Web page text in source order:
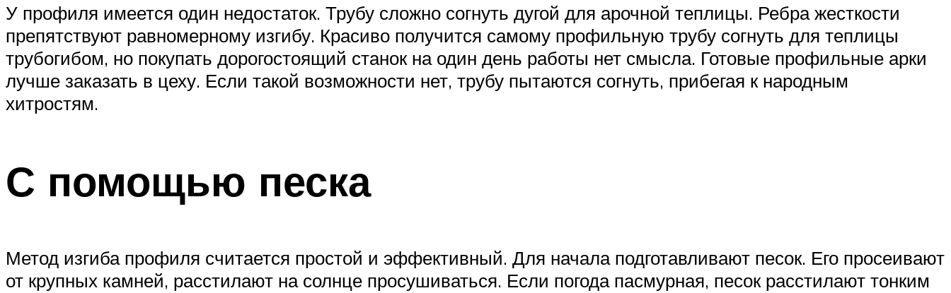
У профиля имеется один недостаток. Трубу сложно согнуть дугой для арочной теплицы. Ребра жесткости
препятствуют равномерному изгибу. Красиво получится самому профильную трубу согнуть для теплицы
трубогибом, но покупать дорогостоящий станок на один день работы нет смысла. Готовые профильные арки
лучше заказать в цеху. Если такой возможности нет, трубу пытаются согнуть, прибегая к народным
хитростям.
С помощью песка
Метод изгиба профиля считается простой и эффективный. Для начала подготавливают песок. Его просеивают
от крупных камней, расстилают на солнце просушиваться. Если погода пасмурная, песок расстилают тонким